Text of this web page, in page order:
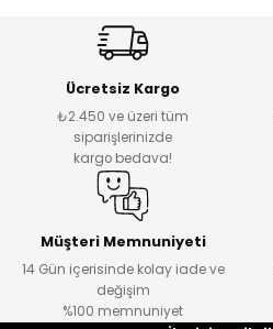
Ücretsiz Kargo
₺2.450 ve üzeri tüm
siparişlerinizde
kargo bedava!
Müşteri Memnuniyeti
14 Gün içerisinde kolay iade ve
değişim
%100 memnuniyet